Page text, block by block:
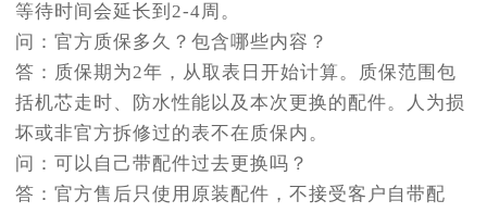
等待时间会延长到2-4周。
问：官方质保多久？包含哪些内容？
答：质保期为2年，从取表日开始计算。质保范围包
括机芯走时、防水性能以及本次更换的配件。人为损
坏或非官方拆修过的表不在质保内。
问：可以自己带配件过去更换吗？
答：官方售后只使用原装配件，不接受客户自带配